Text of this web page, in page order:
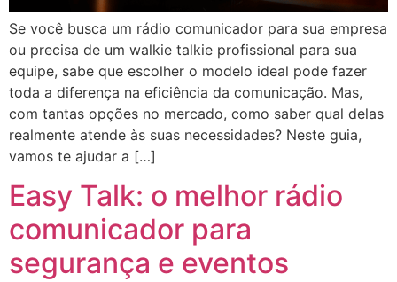
Se você busca um rádio comunicador para sua empresa
ou precisa de um walkie talkie profissional para sua
equipe, sabe que escolher o modelo ideal pode fazer
toda a diferença na eficiência da comunicação. Mas,
com tantas opções no mercado, como saber qual delas
realmente atende às suas necessidades? Neste guia,
vamos te ajudar a […]
Easy Talk: o melhor rádio
comunicador para
segurança e eventos